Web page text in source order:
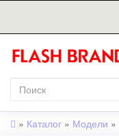
» Каталог » Модели »